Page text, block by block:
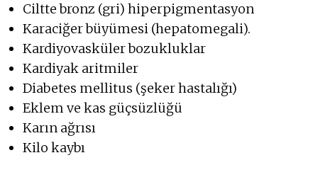
Ciltte bronz (gri) hiperpigmentasyon
Karaciğer büyümesi (hepatomegali).
Kardiyovasküler bozukluklar
Kardiyak aritmiler
Diabetes mellitus (şeker hastalığı)
Eklem ve kas güçsüzlüğü
Karın ağrısı
Kilo kaybı